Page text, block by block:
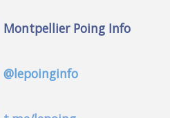
Montpellier Poing Info
@lepoinginfo